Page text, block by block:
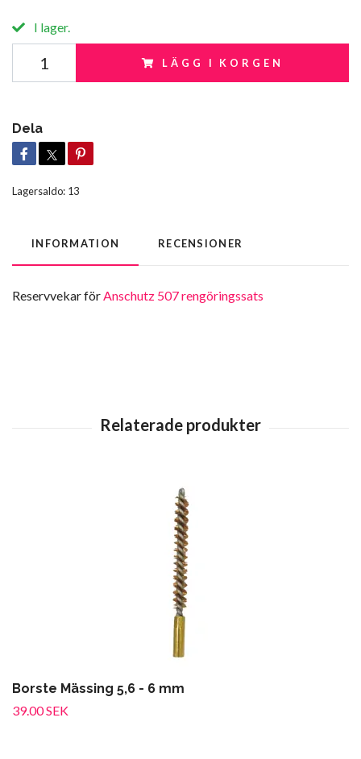
I lager.
LÄGG I KORGEN
Dela
Lagersaldo: 13
INFORMATION RECENSIONER
Reservvekar förAnschutz 507 rengöringssats
Borste Mässing 5,6 - 6 mm
39.00 SEK